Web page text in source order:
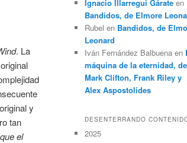
. La
y
tan
el
Ignacio Illarregui Gárate en
Bandidos, de Elmore
Rubel en Bandidos, de
Leonard
Iván Fernández Balbuena en
máquina de la eternidad, de
Mark Clifton, Frank Riley y
Alex Aspostolides
DESENTERRANDO
2025